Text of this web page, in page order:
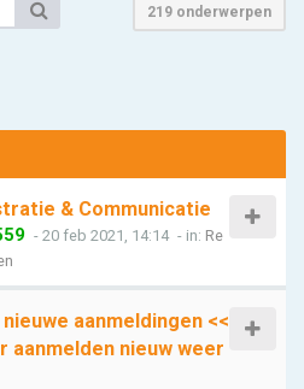
219 onderwerpen
& Communicatie
- 20 feb 2021, 14:14 - in: Re
aanmeldingen <<
aanmelden nieuw weer